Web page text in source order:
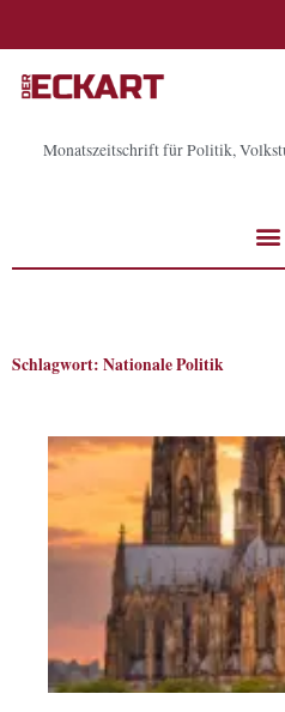
Monatszeitschrift für Politik,
Schlagwort: Nationale Politik
SeiteSeite